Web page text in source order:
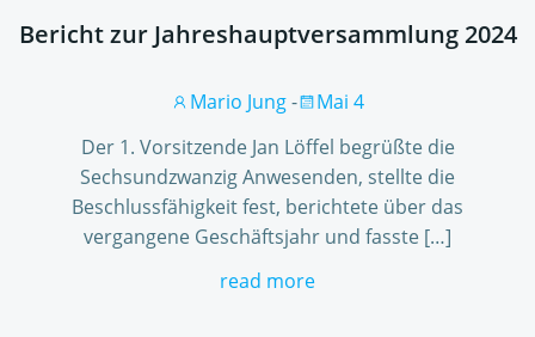
Bericht zur Jahreshauptversammlung 2024
Mario Jung-
Mai 4
Der 1. Vorsitzende Jan Löffel begrüßte die
Sechsundzwanzig Anwesenden, stellte die
Beschlussfähigkeit fest, berichtete über das
vergangene Geschäftsjahr und fasste […]
read more